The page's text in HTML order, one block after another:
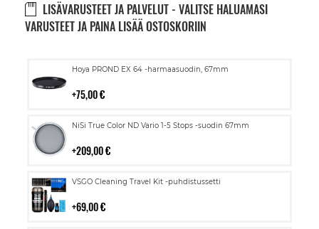
LISÄVARUSTEET JA PALVELUT - VALITSE HALUAMASI
VARUSTEET JA PAINA LISÄÄ OSTOSKORIIN
Hoya PROND EX 64 -harmaasuodin, 67mm
75,00 €
Lisää
NiSi True Color ND Vario 1-5 Stops -suodin 67mm
209,00 €
Lisää
VSGO Cleaning Travel Kit -puhdistussetti
69,00 €
Lisää